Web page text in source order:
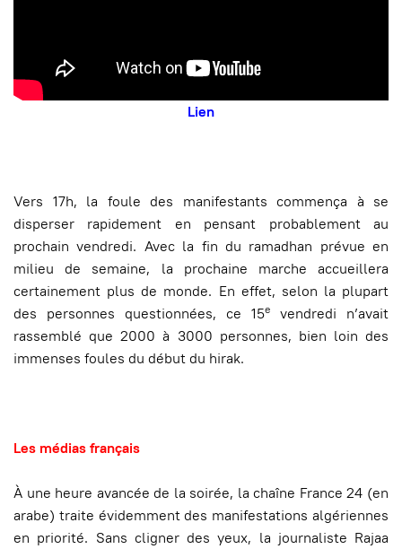
Lien
Vers 17h, la foule des manifestants commença à se
disperser rapidement en pensant probablement au
prochain vendredi. Avec la fin du ramadhan prévue en
milieu de semaine, la prochaine marche accueillera
certainement plus de monde. En effet, selon la plupart
des personnes questionnées, ce 15e
vendredi n’avait
rassemblé que 2000 à 3000 personnes, bien loin des
immenses foules du début du hirak.
Les médias français
À une heure avancée de la soirée, la chaîne France 24 (en
arabe) traite évidemment des manifestations algériennes
en priorité. Sans cligner des yeux, la journaliste Rajaa